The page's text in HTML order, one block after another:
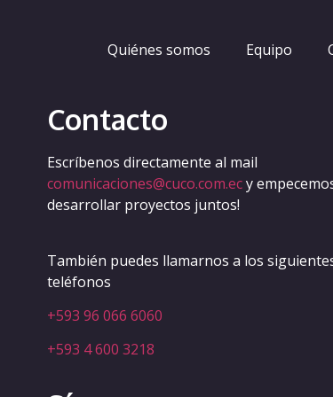
Quiénes somos Equipo
Contacto
Escríbenos directamente al mail
comunicaciones@cuco.com.ecy
desarrollar proyectos juntos!
También puedes llamarnos a los
teléfonos
+593 96 066 6060
+593 4 600 3218